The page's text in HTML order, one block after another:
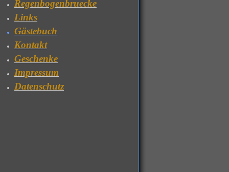
Regenbogenbruecke
Links
Gästebuch
Kontakt
Geschenke
Impressum
Datenschutz